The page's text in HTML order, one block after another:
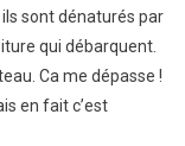
sont dénaturés par
qui débarquent.
Ca me dépasse !
en fait c’est